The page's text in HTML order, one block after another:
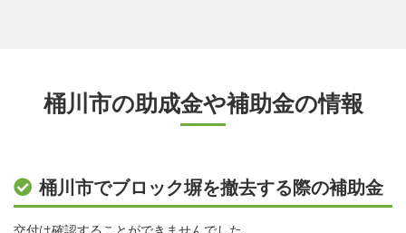
桶川市の助成金や補助金の情報
桶川市でブロック塀を撤去する際の補助金